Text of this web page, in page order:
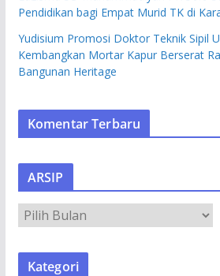
Pendidikan bagi Empat Murid TK di
Yudisium Promosi Doktor Teknik Sipil
Kembangkan Mortar Kapur Berserat
Bangunan Heritage
Komentar Terbaru
ARSIP
R
S
Kategori